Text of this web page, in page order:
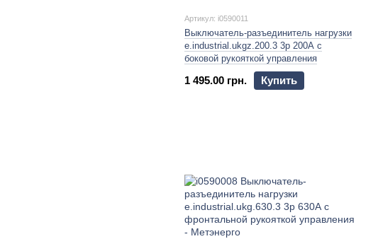
Артикул: i0590011
Выключатель-разъединитель нагрузки
e.industrial.ukgz.200.3 3р 200А с
боковой рукояткой управления
1 495.00 грн. Купить